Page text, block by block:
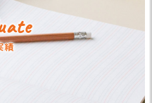
績